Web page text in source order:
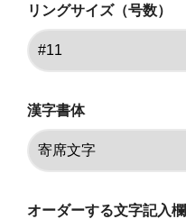
リングサイズ（号数）
漢字書体
オーダーする文字記入欄